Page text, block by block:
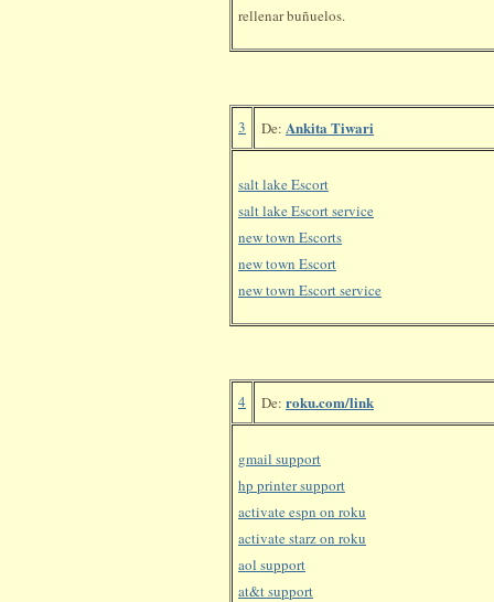
rellenar buñuelos.
3 De: Ankita Tiwari
salt lake Escort
salt lake Escort service
new town Escorts
new town Escort
new town Escort service
4 De: roku.com/link
gmail support
hp printer support
activate espn on roku
activate starz on roku
aol support
at&t support